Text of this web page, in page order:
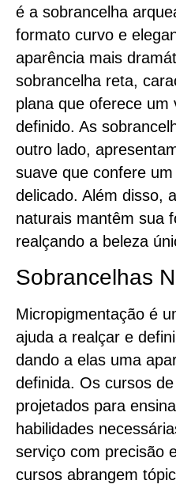
é a sobrancelha
formato curvo e
aparência mais
sobrancelha reta,
plana que oferece um
definido. As
outro lado,
suave que confere
delicado. Além disso,
naturais mantêm sua
realçando a beleza
Sobrancelhas
Micropigmentação é
ajuda a realçar e
dando a elas uma
definida. Os cursos
projetados para
habilidades
serviço com precisão
cursos abrangem